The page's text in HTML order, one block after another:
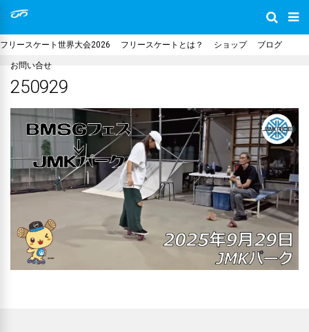
フリースケート世界大会2026 フリースケートとは？ ショップ ブログ
お問い合せ
250929